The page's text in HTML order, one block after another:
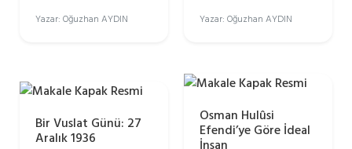
Yazar: Oğuzhan AYDIN
Yazar: Oğuzhan AYDIN
Bir Vuslat Günü: 27
Aralık 1936
Osman Hulûsi
Efendi’ye Göre İdeal
İnsan